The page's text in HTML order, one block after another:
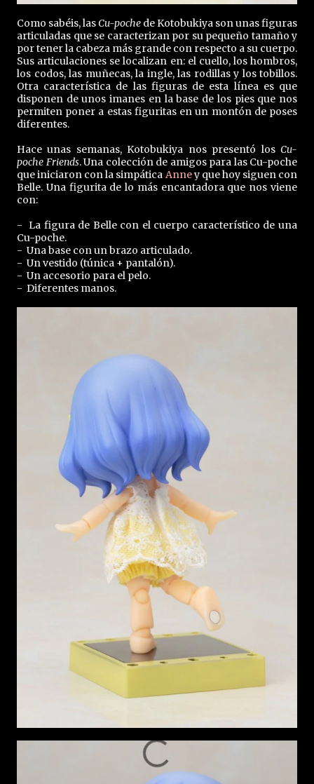
Como sabéis, lasCu-poche de Kotobukiya son unas figuras
articuladas que se caracterizan por su pequeño tamaño y
por tener la cabeza más grande con respecto a su cuerpo.
Sus articulaciones se localizan en: el cuello, los hombros,
los codos, las muñecas, la ingle, las rodillas y los tobillos.
Otra característica de las figuras de esta línea es que
disponen de unos imanes en la base de los pies que nos
permiten poner a estas figuritas en un montón de poses
diferentes.
Hace unas semanas, Kotobukiya nos presentó los Cu-
poche Friends. Una colección de amigos para las Cu-poche
que iniciaron con la simpática Anney que hoy siguen con
Belle. Una figurita de lo más encantadora que nos viene
con:
- La figura de Belle con el cuerpo característico de una
Cu-poche.
- Una base con un brazo articulado.
- Un vestido (túnica + pantalón).
- Un accesorio para el pelo.
- Diferentes manos.